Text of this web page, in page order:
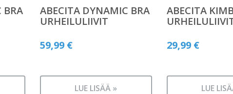
BRA
ABECITA DYNAMIC BRA
URHEILULIIVIT
59,99 €
LUE LISÄÄ »
ABECITA
29,99 €
LUE